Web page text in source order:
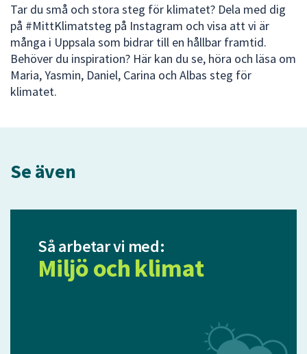
Tar du små och stora steg för klimatet? Dela med dig
på #MittKlimatsteg på Instagram och visa att vi är
många i Uppsala som bidrar till en hållbar framtid.
Behöver du inspiration? Här kan du se, höra och läsa om
Maria, Yasmin, Daniel, Carina och Albas steg för
klimatet.
Se även
Så arbetar vi med:
Miljö och klimat